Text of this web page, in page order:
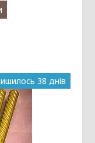
38 днів